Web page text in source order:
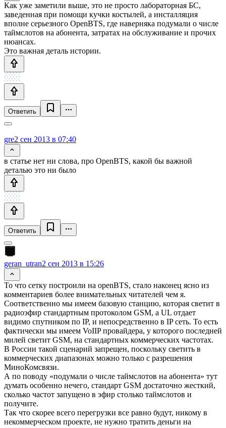
Как уже заметили выше, это не просто лабораторная БС,
заведенная при помощи кучки костылей, а инсталляция
вполне серьезного OpenBTS, где наверняка подумали о числе
таймслотов на абонента, затратах на обслуживание и прочих
нюансах.
Это важная деталь истории.
Ответить
gre2 сен 2013 в 07:40
в статье нет ни слова, про OpenBTS, какой бы важной
деталью это ни было
Ответить
geran_utran2 сен 2013 в 15:26
То что сетку построили на openBTS, стало наконец ясно из
комментариев более внимательных читателей чем я.
Соответственно мы имеем базовую станцию, которая светит в
радиоэфир стандартным протоколом GSM, а UL отдает
видимо спутником по IP, и непосредственно в IP сеть. То есть
фактически мы имеем VoIIP провайдера, у которого последней
милей светит GSM, на стандартных коммерческих частотах.
В России такой сценарий запрещен, поскольку светить в
коммерческих диапазонах можно только с разрешения
МиноКомсвязи.
А по поводу «подумали о числе таймслотов на абонента» тут
думать особенно нечего, стандарт GSM достаточно жесткий,
сколько частот запущено в эфир столько таймслотов и
получите.
Так что скорее всего перегрузки все равно будут, никому в
некоммерческом проекте, не нужно тратить деньги на